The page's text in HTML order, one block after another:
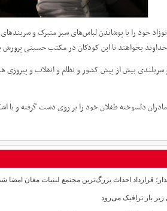
خود را با پوشاندن لباس‌های سبز متبرک و
بخواهند تا این کودکان در مکتب حسینی پرورش
سربلندی بیش از پیش کشور و نظام و انقلاب و
دلسوخته طفلان خود را بر روی دست گرفته و
قرارداد احداث بزرگ‌ترین مجتمع لبنیات مغان امضا